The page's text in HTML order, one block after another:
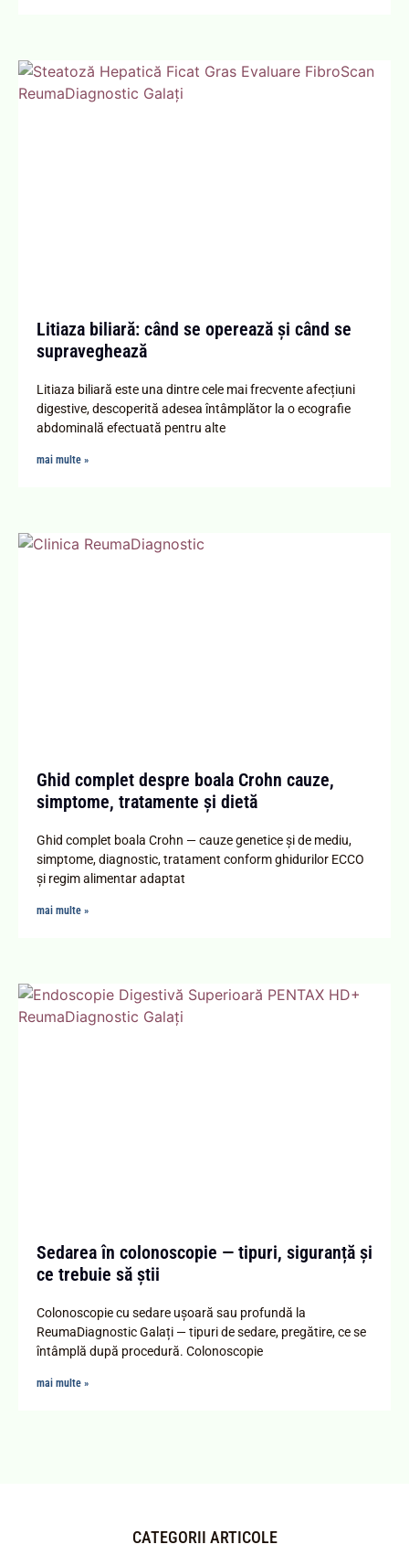
Litiaza biliară: când se operează și când se
supraveghează
Litiaza biliară este una dintre cele mai frecvente afecțiuni
digestive, descoperită adesea întâmplător la o ecografie
abdominală efectuată pentru alte
mai multe »
Ghid complet despre boala Crohn cauze,
simptome, tratamente și dietă
Ghid complet boala Crohn — cauze genetice și de mediu,
simptome, diagnostic, tratament conform ghidurilor ECCO
și regim alimentar adaptat
mai multe »
Sedarea în colonoscopie — tipuri, siguranță și
ce trebuie să știi
Colonoscopie cu sedare ușoară sau profundă la
ReumaDiagnostic Galați — tipuri de sedare, pregătire, ce se
întâmplă după procedură. Colonoscopie
mai multe »
CATEGORII ARTICOLE